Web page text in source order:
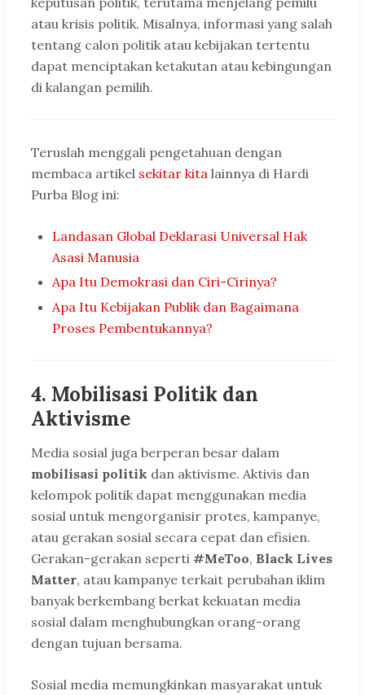
atau krisis politik. Misalnya, informasi yang salah
tentang calon politik atau kebijakan tertentu
dapat menciptakan ketakutan atau kebingungan
di kalangan pemilih.
Teruslah menggali pengetahuan dengan
membaca artikel sekitar kita lainnya di Hardi
Purba Blog ini:
Landasan Global Deklarasi Universal Hak
Asasi Manusia
Apa Itu Demokrasi dan Ciri-Cirinya?
Apa Itu Kebijakan Publik dan Bagaimana
Proses Pembentukannya?
4. Mobilisasi Politik dan
Aktivisme
Media sosial juga berperan besar dalam
mobilisasi politik dan aktivisme. Aktivis dan
kelompok politik dapat menggunakan media
sosial untuk mengorganisir protes, kampanye,
atau gerakan sosial secara cepat dan efisien.
Gerakan-gerakan seperti #MeToo, Black Lives
Matter, atau kampanye terkait perubahan iklim
banyak berkembang berkat kekuatan media
sosial dalam menghubungkan orang-orang
dengan tujuan bersama.
Sosial media memungkinkan masyarakat untuk